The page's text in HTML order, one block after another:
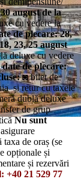
august de la
cu vedere la
de plecare: 28,
23, 25 august
deluxe cu vedere
date de plecare:
◙ bilet de
și retur cu taxele
dublă deluxe
de grup
Nu sunt
de oraș (se
opționale și
și rezervări
+40 21 529 77